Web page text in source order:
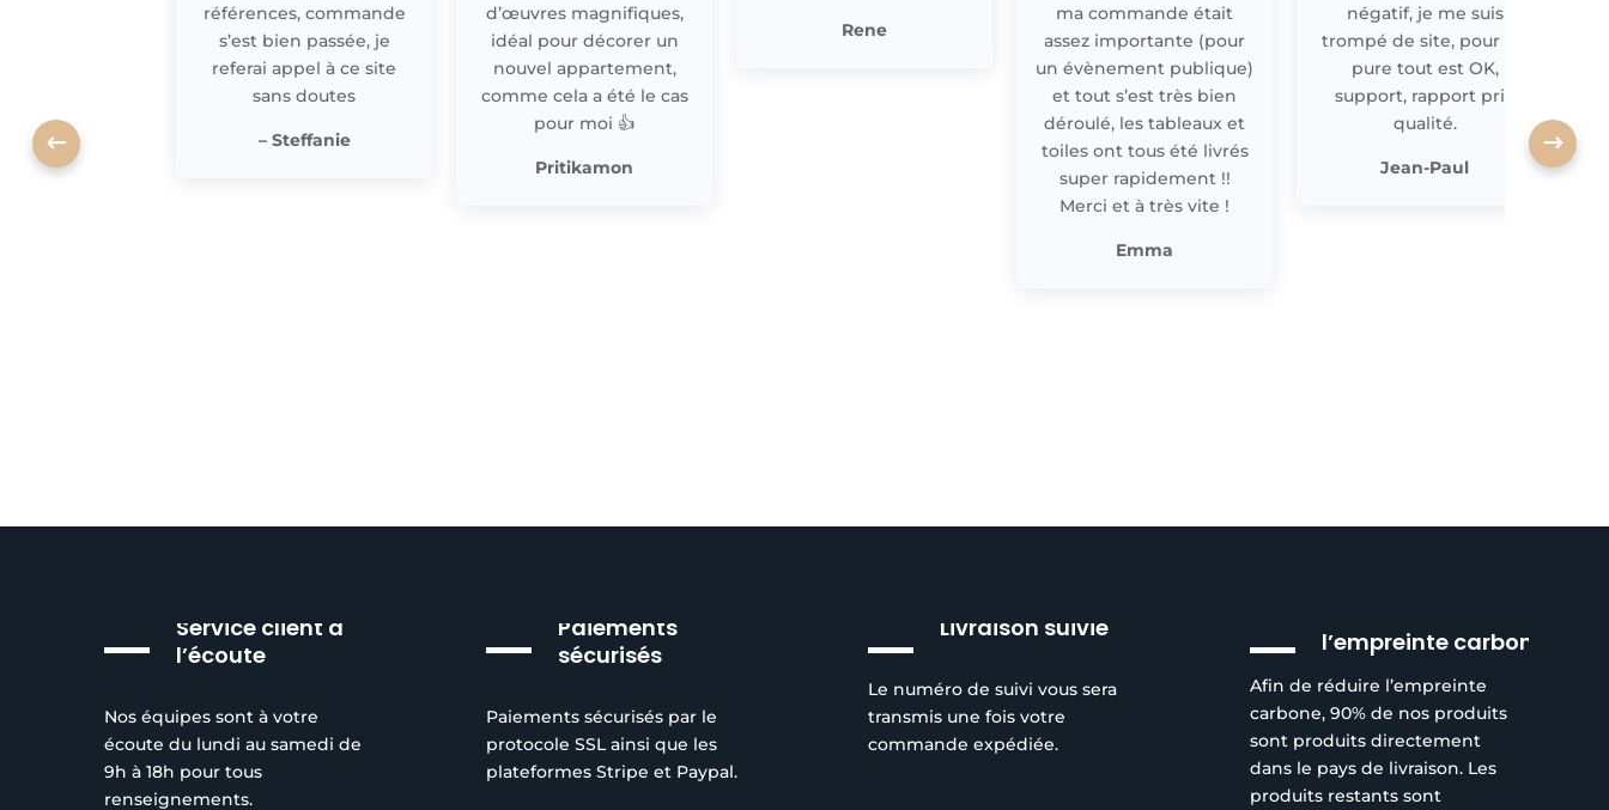
références, commande
s’est bien passée, je
referai appel à ce site
sans doutes
– Steffanie
d’œuvres magnifiques,
idéal pour décorer un
nouvel appartement,
comme cela a été le cas
pour moi 👍
Pritikamon
Rene
ma commande était
assez importante (pour
un évènement publique)
et tout s’est très bien
déroulé, les tableaux et
toiles ont tous été livrés
super rapidement !!
Merci et à très vite !
Emma
négatif, je me suis
trompé de site, pour off
pure tout est OK,
support, rapport prix
qualité.
Jean-Paul
Service client à
l’écoute
Nos équipes sont à votre
écoute du lundi au samedi de
9h à 18h pour tous
renseignements.
Paiements
sécurisés
Paiements sécurisés par le
protocole SSL ainsi que les
plateformes Stripe et Paypal.
Livraison suivie
Le numéro de suivi vous sera
transmis une fois votre
commande expédiée.
l’empreinte carbone
Afin de réduire l’empreinte
carbone, 90% de nos produits
sont produits directement
dans le pays de livraison. Les
produits restants sont